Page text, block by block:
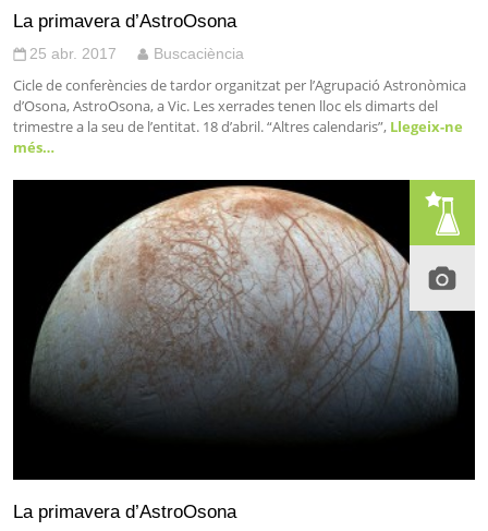
La primavera d’AstroOsona
25 abr. 2017 Buscaciència
Cicle de conferències de tardor organitzat per l’Agrupació Astronòmica
d’Osona, AstroOsona, a Vic. Les xerrades tenen lloc els dimarts del
trimestre a la seu de l’entitat. 18 d’abril. “Altres calendaris”, Llegeix-ne
més…
La primavera d’AstroOsona